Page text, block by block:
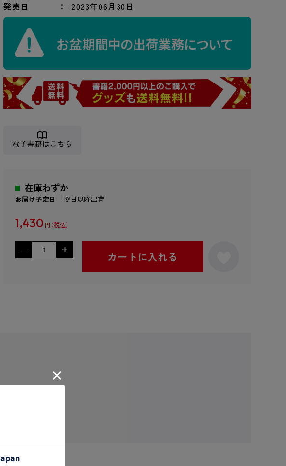
発売日 2023年06月30日
電子書籍はこちら
在庫わずか
お届け予定日 翌日以降出荷
1,430 円
カートに入れる